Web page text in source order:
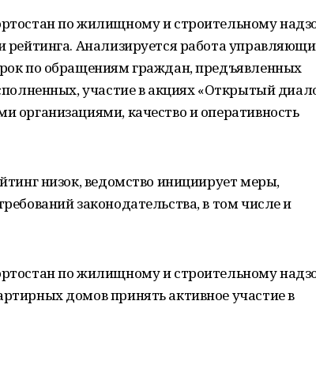
по жилищному и строительному
рейтинга. Анализируется работа
по обращениям граждан, предъявленных
участие в акциях «Открытый
организациями, качество и оперативность
низок, ведомство инициирует меры,
законодательства, в том числе и
по жилищному и строительному
домов принять активное участие в